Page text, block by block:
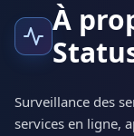
À
Surveillance des
services en ligne,